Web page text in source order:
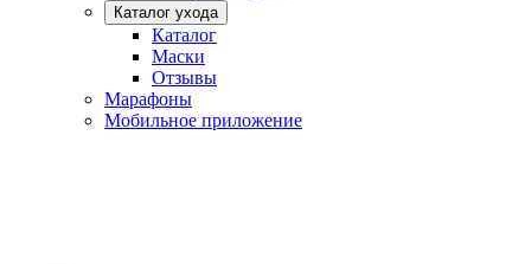
Каталог ухода
Каталог
Маски
Отзывы
Марафоны
Мобильное приложение